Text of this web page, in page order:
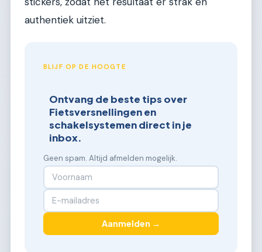
authentiek uitziet.
BLIJF OP DE HOOGTE
Ontvang de beste tips over
Fietsversnellingen en
schakelsystemen direct in je
inbox.
Geen spam. Altijd afmelden mogelijk.
Aanmelden →